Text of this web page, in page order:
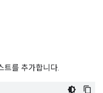
트를 추가합니다.